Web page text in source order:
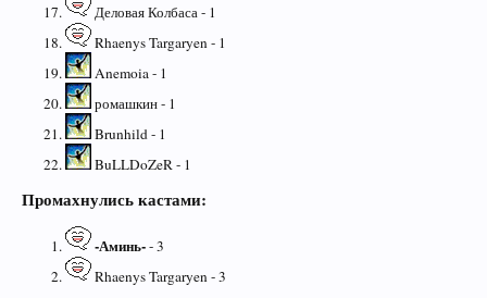
Деловая Колбаса - 1
Rhaenys Targaryen - 1
Anemoia - 1
ромашкин - 1
Brunhild - 1
BuLLDoZeR - 1
Промахнулись кастами:
-Аминь-- 3
Rhaenys Targaryen - 3